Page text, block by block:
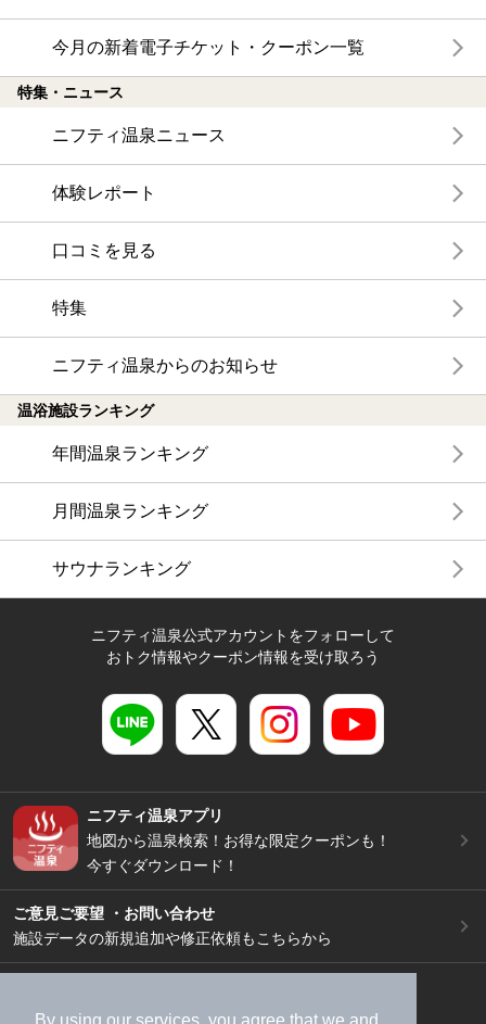
今月の新着電子チケット・クーポン一覧
特集・ニュース
ニフティ温泉ニュース
体験レポート
口コミを見る
特集
ニフティ温泉からのお知らせ
温浴施設ランキング
年間温泉ランキング
月間温泉ランキング
サウナランキング
ニフティ温泉公式アカウントをフォローして
おトク情報やクーポン情報を受け取ろう
ニフティ温泉アプリ
地図から温泉検索！お得な限定クーポンも！
今すぐダウンロード！
ご意見ご要望 ・お問い合わせ
施設データの新規追加や修正依頼もこちらから
加盟店募集（資料請求）
広告出稿のご案内